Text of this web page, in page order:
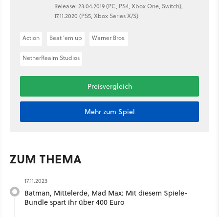
Release: 23.04.2019 (PC, PS4, Xbox One, Switch),
17.11.2020 (PS5, Xbox Series X/S)
Action Beat ’em up Warner Bros.
NetherRealm Studios
Preisvergleich
Mehr zum Spiel
ZUM THEMA
17.11.2023
Batman, Mittelerde, Mad Max: Mit diesem Spiele-
Bundle spart ihr über 400 Euro